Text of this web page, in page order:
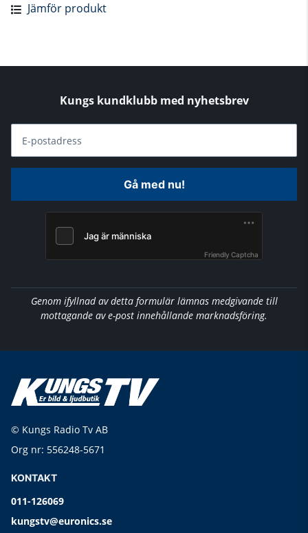
Jämför produkt
Kungs kundklubb med nyhetsbrev
E-postadress
Gå med nu!
Friendly Captcha
Genom ifyllnad av detta formulär lämnas medgivande till
mottagande av e-post innehållande marknadsföring.
© Kungs Radio Tv AB
Org nr: 556248-5671
KONTAKT
011-126069
kungstv@euronics.se